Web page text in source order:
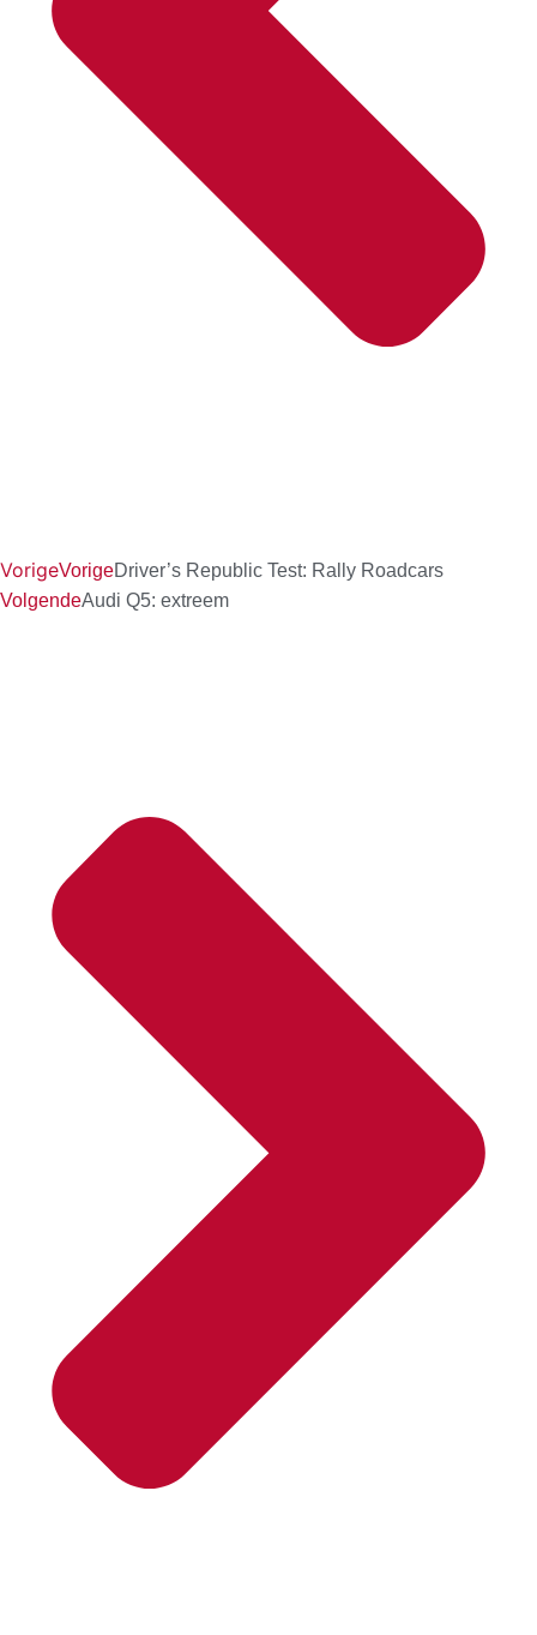
VorigeVorigeDriver’s Republic Test: Rally Roadcars
VolgendeAudi Q5: extreem